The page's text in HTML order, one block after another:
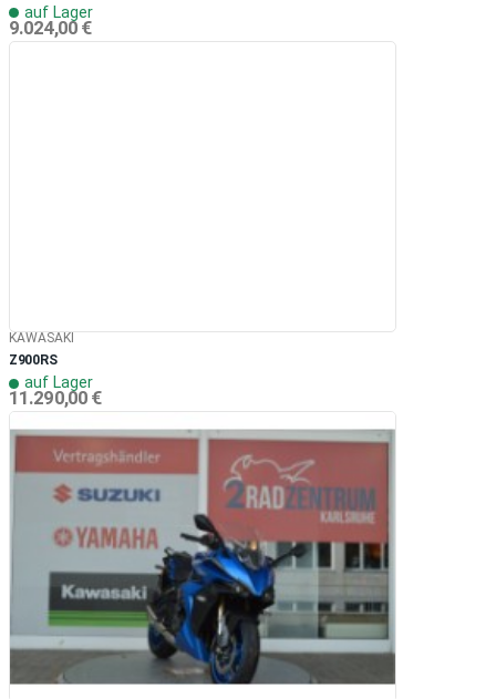
auf Lager
9.024,00 €
KAWASAKI
Z900RS
auf Lager
11.290,00 €